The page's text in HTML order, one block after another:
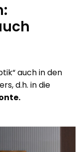
auch in den
d.h. in die